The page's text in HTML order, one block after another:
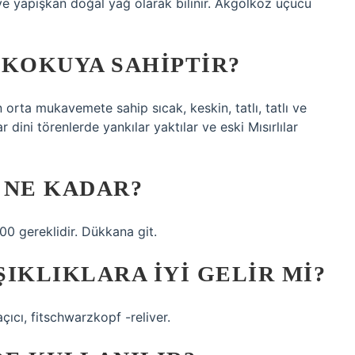
yapışkan doğal yağ olarak bilinir. Akgölköz uçucu
SAHIPTIR?
mukavemete sahip sıcak, keskin, tatlı, tatlı ve
törenlerde yankılar yaktılar ve eski Mısırlılar
KADAR?
gereklidir. Dükkana git.
IYI GELIR MI?
fitschwarzkopf -reliver.